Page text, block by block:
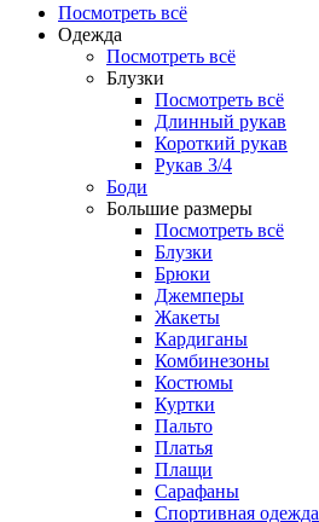
Посмотреть всё
Одежда
Посмотреть всё
Блузки
Посмотреть всё
Длинный рукав
Короткий рукав
Рукав 3/4
Боди
Большие размеры
Посмотреть всё
Блузки
Брюки
Джемперы
Жакеты
Кардиганы
Комбинезоны
Костюмы
Куртки
Пальто
Платья
Плащи
Сарафаны
Спортивная одежда